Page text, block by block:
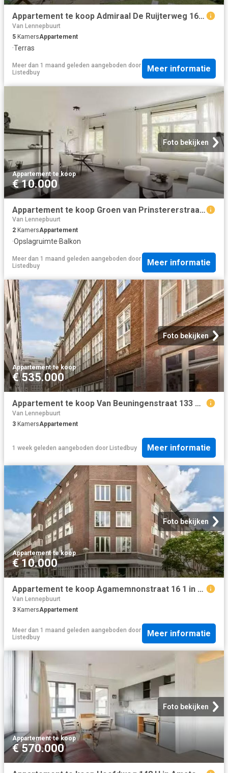
Appartement te koop Admiraal De Ruijterweg 169 3 in Amsterdam.
Van Lennepbuurt
5 KamersAppartement
·Terras
Meer dan 1 maand geleden aangeboden door
Listedbuy
Meer informatie
Foto bekijken
Appartement·te koop
€ 10.000
Appartement te koop Groen van Prinstererstraat 51 2 in Amsterd.
Van Lennepbuurt
2 KamersAppartement
·Opslagruimte·Balkon
Meer dan 1 maand geleden aangeboden door
Listedbuy
Meer informatie
Foto bekijken
Appartement·te koop
€ 535.000
Appartement te koop Van Beuningenstraat 133 H in Amsterdam voo.
Van Lennepbuurt
3 KamersAppartement
1 week geleden aangeboden door Listedbuy Meer informatie
Foto bekijken
Appartement·te koop
€ 10.000
Appartement te koop Agamemnonstraat 16 1 in Amsterdam voor € 5.
Van Lennepbuurt
3 KamersAppartement
Meer dan 1 maand geleden aangeboden door
Listedbuy
Meer informatie
Foto bekijken
Appartement·te koop
€ 570.000